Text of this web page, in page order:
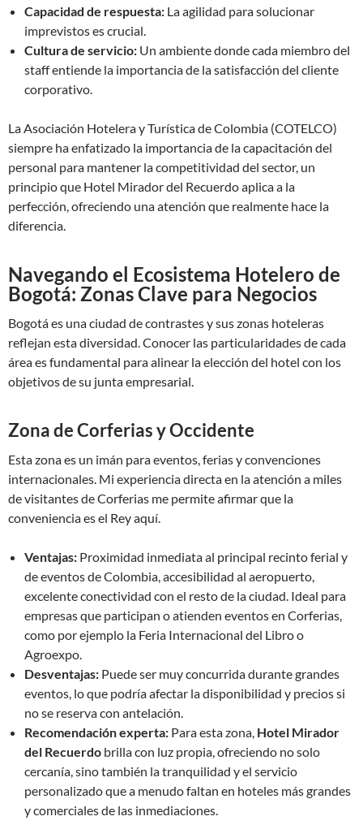
Capacidad de respuesta: La agilidad para solucionar
imprevistos es crucial.
Cultura de servicio: Un ambiente donde cada miembro del
staff entiende la importancia de la satisfacción del cliente
corporativo.
La Asociación Hotelera y Turística de Colombia (COTELCO)
siempre ha enfatizado la importancia de la capacitación del
personal para mantener la competitividad del sector, un
principio que Hotel Mirador del Recuerdo aplica a la
perfección, ofreciendo una atención que realmente hace la
diferencia.
Navegando el Ecosistema Hotelero de
Bogotá: Zonas Clave para Negocios
Bogotá es una ciudad de contrastes y sus zonas hoteleras
reflejan esta diversidad. Conocer las particularidades de cada
área es fundamental para alinear la elección del hotel con los
objetivos de su junta empresarial.
Zona de Corferias y Occidente
Esta zona es un imán para eventos, ferias y convenciones
internacionales. Mi experiencia directa en la atención a miles
de visitantes de Corferias me permite afirmar que la
conveniencia es el Rey aquí.
Ventajas: Proximidad inmediata al principal recinto ferial y
de eventos de Colombia, accesibilidad al aeropuerto,
excelente conectividad con el resto de la ciudad. Ideal para
empresas que participan o atienden eventos en Corferias,
como por ejemplo la Feria Internacional del Libro o
Agroexpo.
Desventajas: Puede ser muy concurrida durante grandes
eventos, lo que podría afectar la disponibilidad y precios si
no se reserva con antelación.
Recomendación experta: Para esta zona, Hotel Mirador
del Recuerdo brilla con luz propia, ofreciendo no solo
cercanía, sino también la tranquilidad y el servicio
personalizado que a menudo faltan en hoteles más grandes
y comerciales de las inmediaciones.